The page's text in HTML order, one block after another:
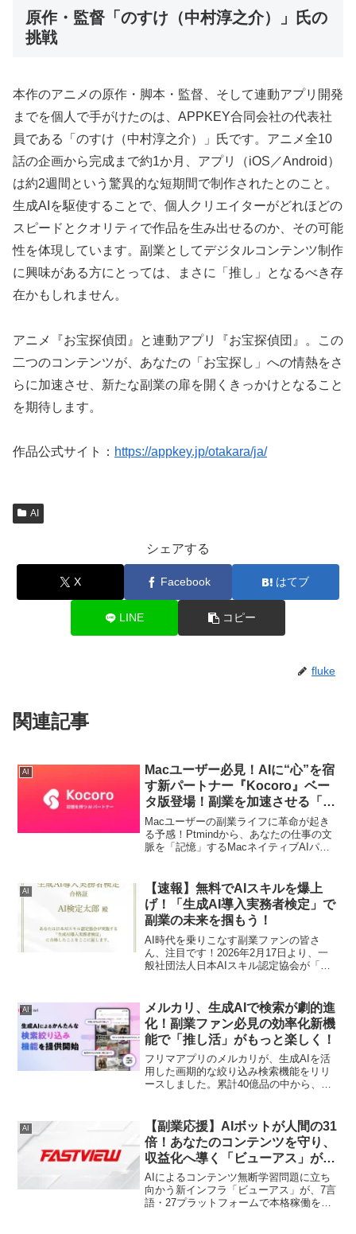
原作・監督「のすけ（中村淳之介）」氏の
挑戦
本作のアニメの原作・脚本・監督、そして連動アプリ開発
までを個人で手がけたのは、APPKEY合同会社の代表社
員である「のすけ（中村淳之介）」氏です。アニメ全10
話の企画から完成まで約1か月、アプリ（iOS／Android）
は約2週間という驚異的な短期間で制作されたとのこと。
生成AIを駆使することで、個人クリエイターがどれほどの
スピードとクオリティで作品を生み出せるのか、その可能
性を体現しています。副業としてデジタルコンテンツ制作
に興味がある方にとっては、まさに「推し」となるべき存
在かもしれません。
アニメ『お宝探偵団』と連動アプリ『お宝探偵団』。この
二つのコンテンツが、あなたの「お宝探し」への情熱をさ
らに加速させ、新たな副業の扉を開くきっかけとなること
を期待します。
作品公式サイト： https://appkey.jp/otakara/ja/
AI
シェアする
X Facebook はてブ
LINE コピー
fluke
関連記事
AI
Macユーザー必見！AIに“心”を宿
す新パートナー『Kocoro』ベー
タ版登場！副業を加速させる「専
有記憶」の秘密に迫る
Macユーザーの副業ライフに革命が起き
る予感！Ptmindから、あなたの仕事の文
脈を「記憶」するMacネイティブAIパー
をする手間なく、日々の業務を任せられ
る「専有記憶」機能は、まさに副業ファ
ンの夢！データは手元のMacに保持さ
れ、コアはオープンソースという安心設
計で、あなたの「推し活」ならぬ「副業
活」を力強くサポートします。
AI
【速報】無料でAIスキルを爆上
げ！「生成AI導入実務者検定」で
副業の未来を掴もう！
AI時代を乗りこなす副業ファンの皆さ
ん、注目です！2026年2月17日より、一
般社団法人日本AIスキル認定協会が「生
AIを活用し、業務効率化や自動化を推進
する実務者向けの資格。オンラインでい
つでも受験でき、あなたのAI導入・実務
スキルの現在地を知り、さらにレベルア
ップできるチャンスです。AX（AIトラン
スフォーメーション）人材として、あな
たの市場価値を高める絶好の機会を見逃
さないでください！
AI
メルカリ、生成AIで検索が劇的進
化！副業ファン必見の効率化新機
能で「推し活」がもっと楽しく！
フリマアプリのメルカリが、生成AIを活
用した画期的な絞り込み検索機能をリリ
ースしました。累計40億品の中から、自
さんにとって、まさに「神ツール」。あ
なたの「推し活」を強力にサポートし、
時間と手間を大幅に削減します。
AI
【副業応援】AIボットが人間の31
倍！あなたのコンテンツを守り、
収益化へ導く「ビューアス」が本
格稼働！
AIによるコンテンツ無断学習問題に立ち
向かう新インフラ「ビューアス」が、7言
語・27プラットフォームで本格稼働を開